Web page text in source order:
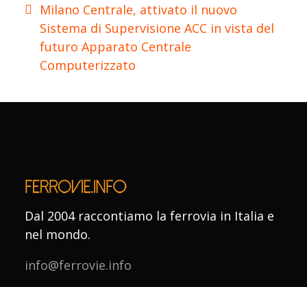
Milano Centrale, attivato il nuovo
Sistema di Supervisione ACC in vista del
futuro Apparato Centrale
Computerizzato
Dal 2004 raccontiamo la ferrovia in Italia e
nel mondo.
info@ferrovie.info